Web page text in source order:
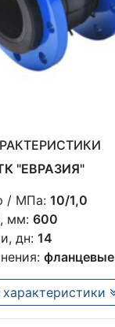
"ЕВРАЗИЯ"
/ МПа: 10/1,0
мм: 600
дн: 14
фланцевые
характеристики